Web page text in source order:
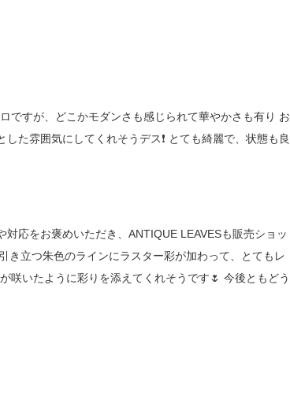
ですが、どこかモダンさも感じられて華やかさも有り お
た雰囲気にしてくれそうデス❗️ とても綺麗で、状態も良
応をお褒めいただき、ANTIQUE LEAVESも販売ショッ
き立つ朱色のラインにラスター彩が加わって、とてもレ
咲いたように彩りを添えてくれそうです🌷 今後ともどう